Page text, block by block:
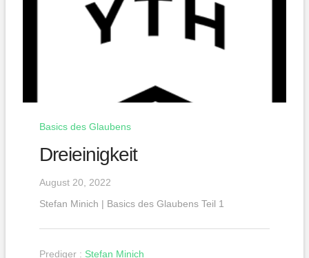
Basics des Glaubens
Dreieinigkeit
August 20, 2022
Stefan Minich | Basics des Glaubens Teil 1
Prediger : Stefan Minich